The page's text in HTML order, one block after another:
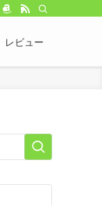
レビュー